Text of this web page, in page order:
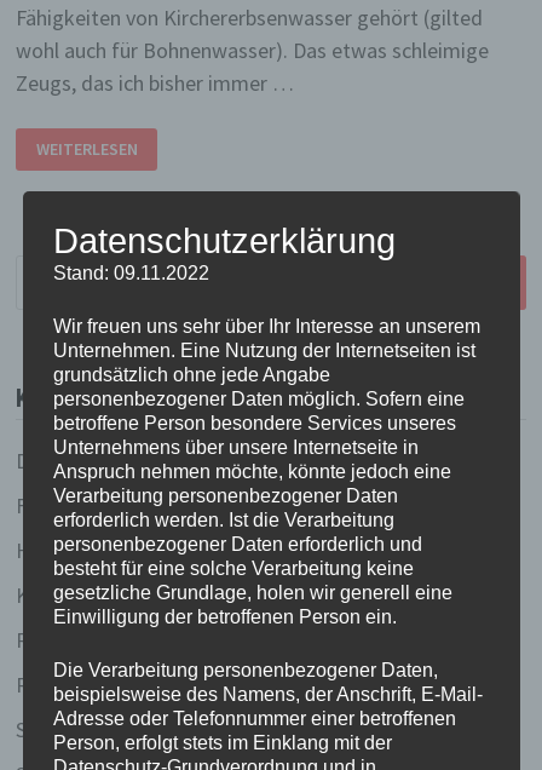
Fähigkeiten von Kirchererbsenwasser gehört (gilted
wohl auch für Bohnenwasser). Das etwas schleimige
Zeugs, das ich bisher immer …
AQUA
FABA
RULEZ!
WEITERLESEN
Suchen
KATEGORIEN
Dies und Das
Fundstücke
Held(inn)en des Tages
Küchenlatein
Redhead running (und andere sportliche Ambitionen
Reiselust
Schreibstube
Datenschutzerklärung
Stand: 09.11.2022
Wir freuen uns sehr über Ihr Interesse an unserem
Unternehmen. Eine Nutzung der Internetseiten ist
grundsätzlich ohne jede Angabe
personenbezogener Daten möglich. Sofern eine
betroffene Person besondere Services unseres
Unternehmens über unsere Internetseite in
Anspruch nehmen möchte, könnte jedoch eine
Verarbeitung personenbezogener Daten
erforderlich werden. Ist die Verarbeitung
personenbezogener Daten erforderlich und
besteht für eine solche Verarbeitung keine
gesetzliche Grundlage, holen wir generell eine
Einwilligung der betroffenen Person ein.
Die Verarbeitung personenbezogener Daten,
beispielsweise des Namens, der Anschrift, E-Mail-
Adresse oder Telefonnummer einer betroffenen
Person, erfolgt stets im Einklang mit der